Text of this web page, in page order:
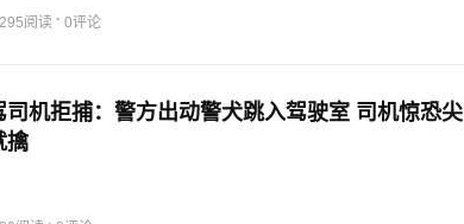
295阅读 · 0评论
司机拒捕：警方出动警犬跳入驾驶室 司机惊恐尖
擒